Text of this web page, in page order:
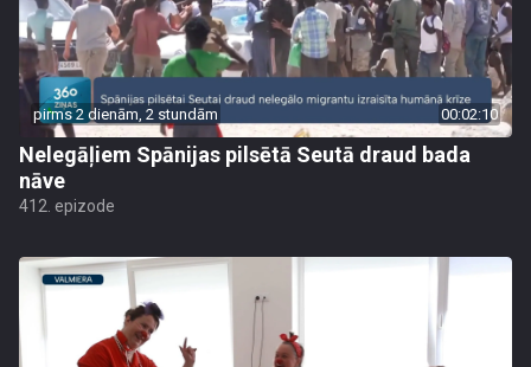
pirms 2 dienām, 2 stundām 00:02:10
Nelegāļiem Spānijas pilsētā Seutā draud bada
nāve
412. epizode